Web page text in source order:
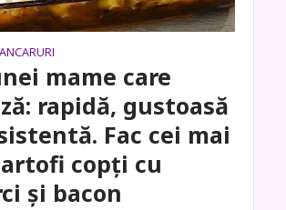
mame care
rapidă, gustoasă
Fac cei mai
copți cu
și bacon